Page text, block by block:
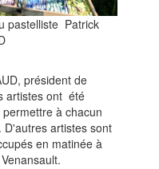
du Loriot
Joly
pastelliste Patrick
président de
artistes ont été
à chacun
artistes sont
en matinée à